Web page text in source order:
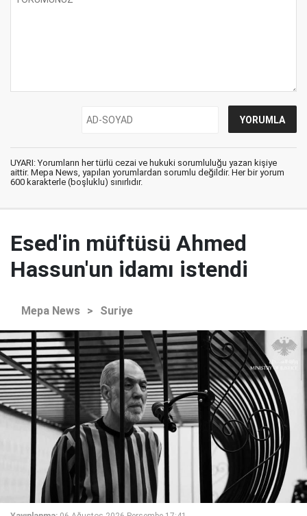
UYARI: Yorumların her türlü cezai ve hukuki sorumluluğu yazan kişiye
aittir. Mepa News, yapılan yorumlardan sorumlu değildir. Her bir yorum
600 karakterle (boşluklu) sınırlıdır.
Esed'in müftüsü Ahmed
Hassun'un idamı istendi
Mepa News > Suriye